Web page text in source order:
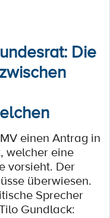
Die
einen Antrag in
welcher eine
vorsieht. Der
überwiesen.
Sprecher
Gundlack: